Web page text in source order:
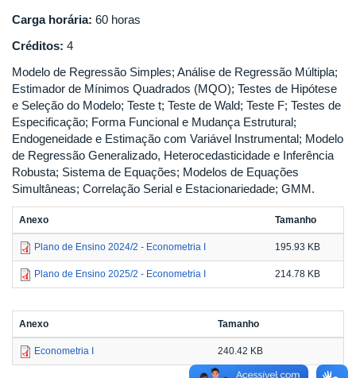
Carga horária: 60 horas
Créditos: 4
Modelo de Regressão Simples; Análise de Regressão Múltipla;
Estimador de Mínimos Quadrados (MQO); Testes de Hipótese
e Seleção do Modelo; Teste t; Teste de Wald; Teste F; Testes de
Especificação; Forma Funcional e Mudança Estrutural;
Endogeneidade e Estimação com Variável Instrumental; Modelo
de Regressão Generalizado, Heterocedasticidade e Inferência
Robusta; Sistema de Equações; Modelos de Equações
Simultâneas; Correlação Serial e Estacionariedade; GMM.
Anexo Tamanho
Plano de Ensino 2024/2 - Econometria I 195.93 KB
Plano de Ensino 2025/2 - Econometria I 214.78 KB
Anexo Tamanho
Econometria I 240.42 KB